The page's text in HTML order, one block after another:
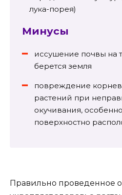
лука-порея)
Минусы
иссушение почвы на
берется земля
повреждение
растений при
окучивания,
поверхностно
Правильно проведенное